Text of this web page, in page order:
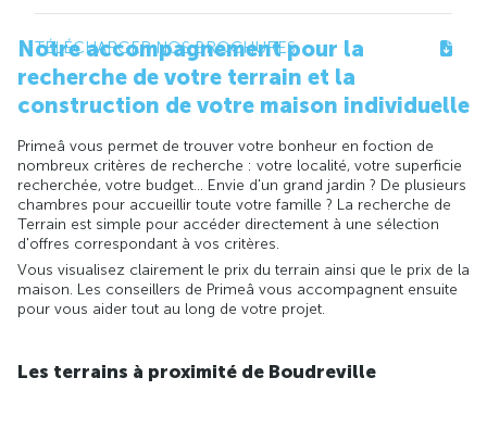
TÉLÉCHARGER NOS BROCHURES
Notre accompagnement pour la
recherche de votre terrain et la
construction de votre maison individuelle
Primeâ vous permet de trouver votre bonheur en foction de
nombreux critères de recherche : votre localité, votre superficie
recherchée, votre budget... Envie d'un grand jardin ? De plusieurs
chambres pour accueillir toute votre famille ? La recherche de
Terrain est simple pour accéder directement à une sélection
d'offres correspondant à vos critères.
Vous visualisez clairement le prix du terrain ainsi que le prix de la
maison. Les conseillers de Primeâ vous accompagnent ensuite
pour vous aider tout au long de votre projet.
Les terrains à proximité de Boudreville